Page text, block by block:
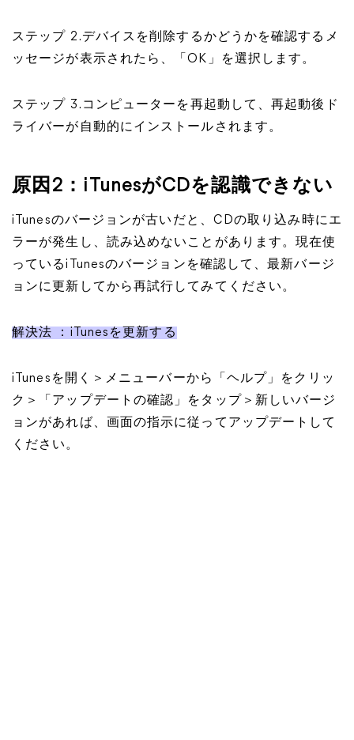
ステップ 2.デバイスを削除するかどうかを確認するメ
ッセージが表示されたら、「OK」を選択します。
ステップ 3.コンピューターを再起動して、再起動後ド
ライバーが自動的にインストールされます。
原因2：iTunesがCDを認識できない
iTunesのバージョンが古いだと、CDの取り込み時にエ
ラーが発生し、読み込めないことがあります。現在使
っているiTunesのバージョンを確認して、最新バージ
ョンに更新してから再試行してみてください。
解決法 ：iTunesを更新する
iTunesを開く＞メニューバーから「ヘルプ」をクリッ
ク＞「アップデートの確認」をタップ＞新しいバージ
ョンがあれば、画面の指示に従ってアップデートして
ください。